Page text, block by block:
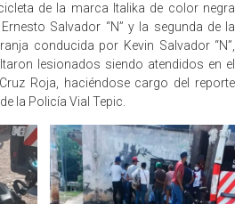
de la marca Italika de color negra
Salvador “N” y la segunda de la
conducida por Kevin Salvador “N”,
lesionados siendo atendidos en el
Roja, haciéndose cargo del reporte
la Policía Vial Tepic.